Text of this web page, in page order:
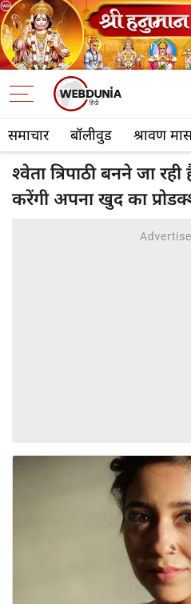
समाचार बॉलीवुड श्रावण
श्वेता त्रिपाठी बनने जा
करेंगी अपना खुद का